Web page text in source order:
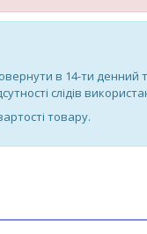
в 14-ти денний
слідів
товару.